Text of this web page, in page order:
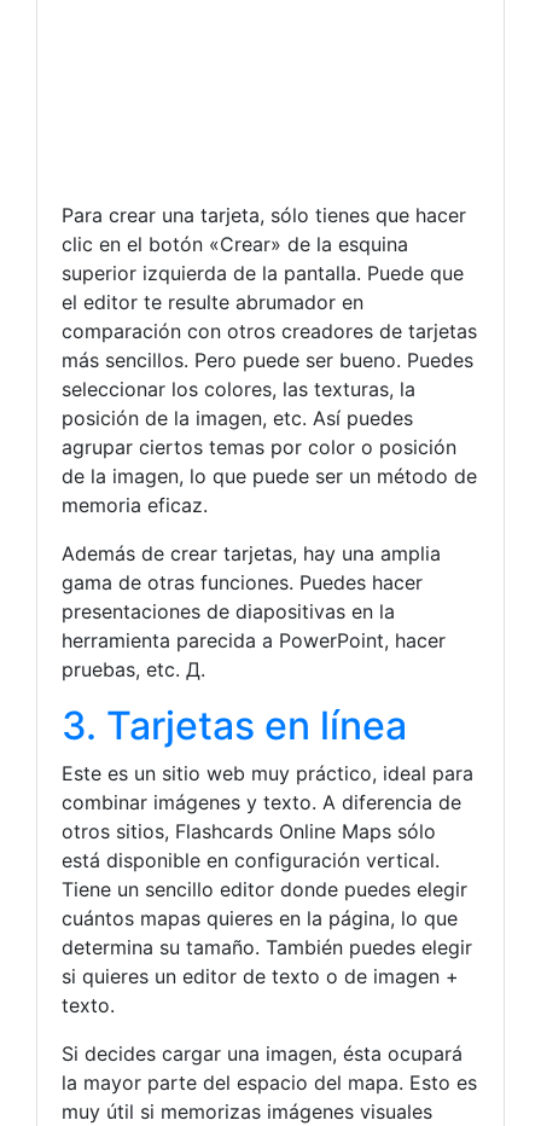
Para crear una tarjeta, sólo tienes que hacer
clic en el botón «Crear» de la esquina
superior izquierda de la pantalla. Puede que
el editor te resulte abrumador en
comparación con otros creadores de tarjetas
más sencillos. Pero puede ser bueno. Puedes
seleccionar los colores, las texturas, la
posición de la imagen, etc. Así puedes
agrupar ciertos temas por color o posición
de la imagen, lo que puede ser un método de
memoria eficaz.
Además de crear tarjetas, hay una amplia
gama de otras funciones. Puedes hacer
presentaciones de diapositivas en la
herramienta parecida a PowerPoint, hacer
pruebas, etc. Д.
3. Tarjetas en línea
Este es un sitio web muy práctico, ideal para
combinar imágenes y texto. A diferencia de
otros sitios, Flashcards Online Maps sólo
está disponible en configuración vertical.
Tiene un sencillo editor donde puedes elegir
cuántos mapas quieres en la página, lo que
determina su tamaño. También puedes elegir
si quieres un editor de texto o de imagen +
texto.
Si decides cargar una imagen, ésta ocupará
la mayor parte del espacio del mapa. Esto es
muy útil si memorizas imágenes visuales